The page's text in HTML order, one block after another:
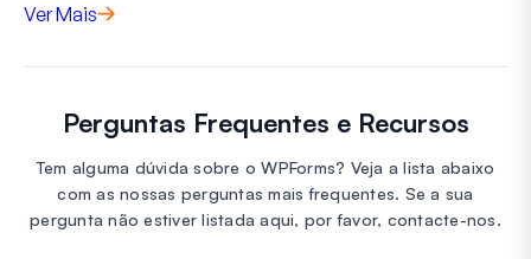
Ver Mais
Perguntas Frequentes e Recursos
Tem alguma dúvida sobre o WPForms? Veja a lista abaixo
com as nossas perguntas mais frequentes. Se a sua
pergunta não estiver listada aqui, por favor, contacte-nos.